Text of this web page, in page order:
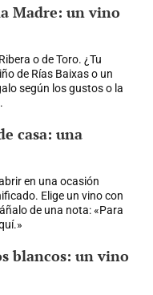
Madre: un vino
o de Toro. ¿Tu
de Rías Baixas o un
según los gustos o la
casa: una
en una ocasión
Elige un vino con
de una nota: «Para
blancos: un vino